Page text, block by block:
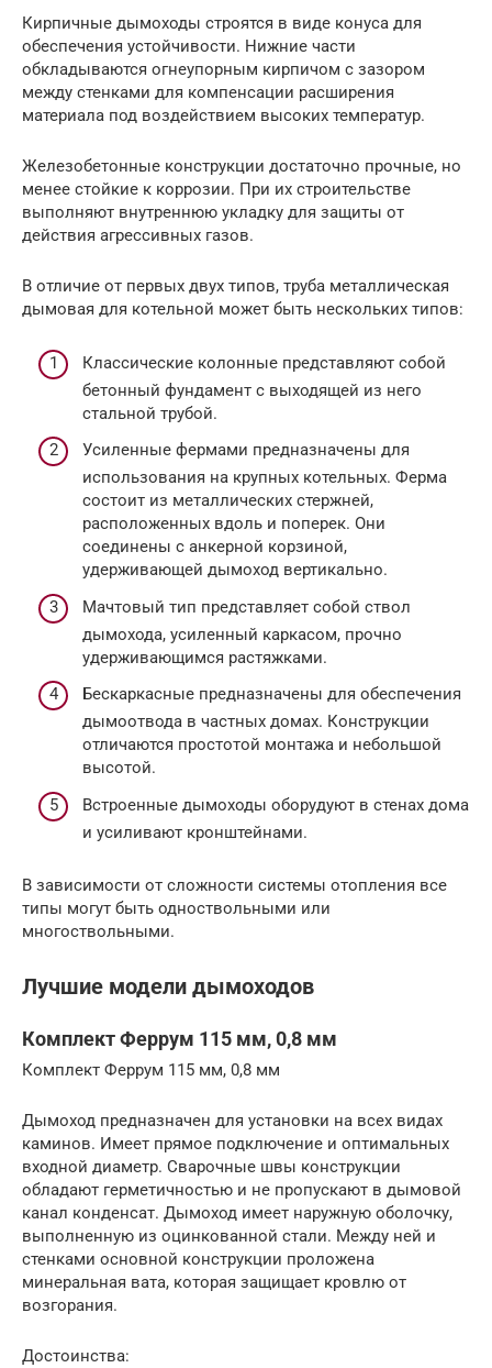
Кирпичные дымоходы строятся в виде конуса для
обеспечения устойчивости. Нижние части
обкладываются огнеупорным кирпичом с зазором
между стенками для компенсации расширения
материала под воздействием высоких температур.
Железобетонные конструкции достаточно прочные, но
менее стойкие к коррозии. При их строительстве
выполняют внутреннюю укладку для защиты от
действия агрессивных газов.
В отличие от первых двух типов, труба металлическая
дымовая для котельной может быть нескольких типов:
Классические колонные представляют собой
бетонный фундамент с выходящей из него
стальной трубой.
Усиленные фермами предназначены для
использования на крупных котельных. Ферма
состоит из металлических стержней,
расположенных вдоль и поперек. Они
соединены с анкерной корзиной,
удерживающей дымоход вертикально.
Мачтовый тип представляет собой ствол
дымохода, усиленный каркасом, прочно
удерживающимся растяжками.
Бескаркасные предназначены для обеспечения
дымоотвода в частных домах. Конструкции
отличаются простотой монтажа и небольшой
высотой.
Встроенные дымоходы оборудуют в стенах дома
и усиливают кронштейнами.
В зависимости от сложности системы отопления все
типы могут быть одноствольными или
многоствольными.
Лучшие модели дымоходов
Комплект Феррум 115 мм, 0,8 мм
Комплект Феррум 115 мм, 0,8 мм
Дымоход предназначен для установки на всех видах
каминов. Имеет прямое подключение и оптимальных
входной диаметр. Сварочные швы конструкции
обладают герметичностью и не пропускают в дымовой
канал конденсат. Дымоход имеет наружную оболочку,
выполненную из оцинкованной стали. Между ней и
стенками основной конструкции проложена
минеральная вата, которая защищает кровлю от
возгорания.
Достоинства: